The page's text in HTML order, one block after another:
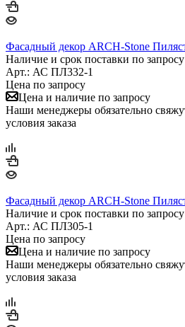
Фасадный декор ARCH-Stone
Наличие и срок поставки по запросу
Арт.: АС ПЛ332-1
Цена по запросу
Цена и наличие по запросу
Наши менеджеры обязательно
условия заказа
Фасадный декор ARCH-Stone
Наличие и срок поставки по запросу
Арт.: АС ПЛ305-1
Цена по запросу
Цена и наличие по запросу
Наши менеджеры обязательно
условия заказа